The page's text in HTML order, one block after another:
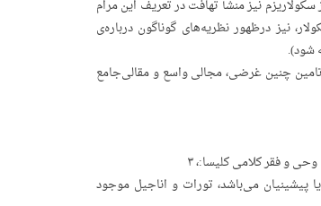
نیز منشأ تهافت‌ در تعریف‌ این‌ مرام‌
نیز درظهور نظریه‌های‌ گوناگون‌ درباره‌ی‌
شود).
چنین‌ غرضی، مجالی‌ واسع‌ و مقالی‌جامع‌
می‌باشد، تورات‌ و اناجیل‌ موجود